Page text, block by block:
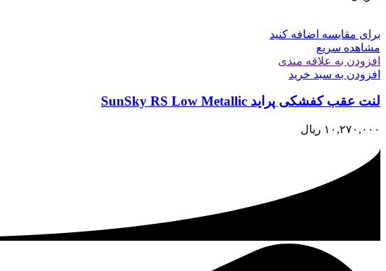
برای مقایسه اضافه کنید
مشاهده سریع
افزودن به علاقه مندی
افزودن به سبد خرید
لنت عقب کفشکی پرايد SunSky RS Low Metallic
۱۰,۲۷۰,۰۰۰ ریال